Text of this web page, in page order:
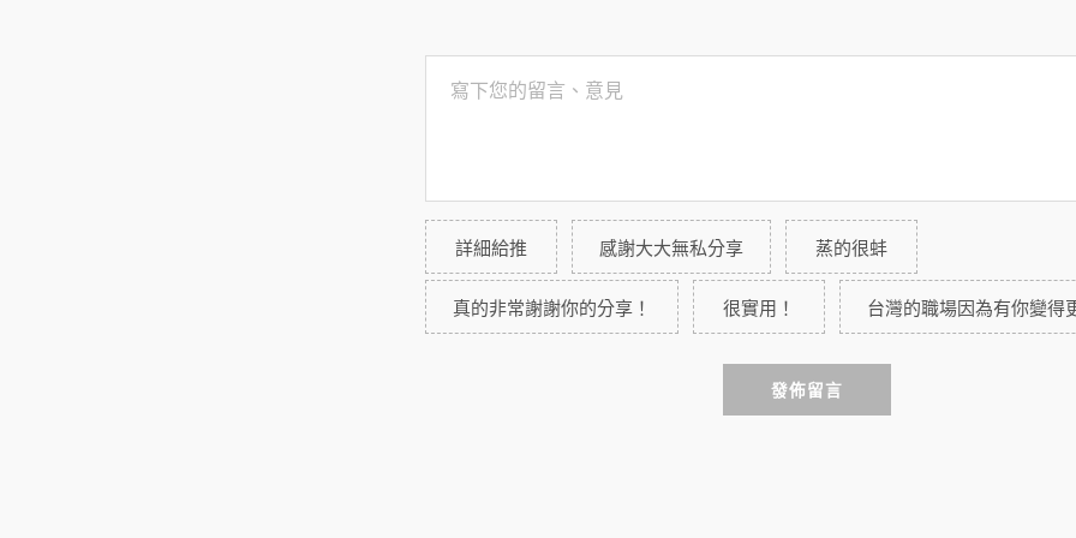
詳細給推 感謝大大無私分享 蒸的很蚌
真的非常謝謝你的分享！ 很實用！ 台灣的職場因為有你變得
發佈留言